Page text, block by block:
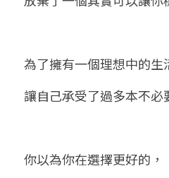
為了擁有一個理想中的生
讓自己承受了過多本不必
你以為你在選擇更好的，